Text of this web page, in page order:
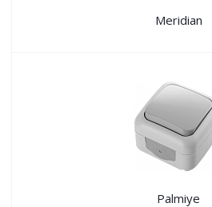
Meridian
Palmiye